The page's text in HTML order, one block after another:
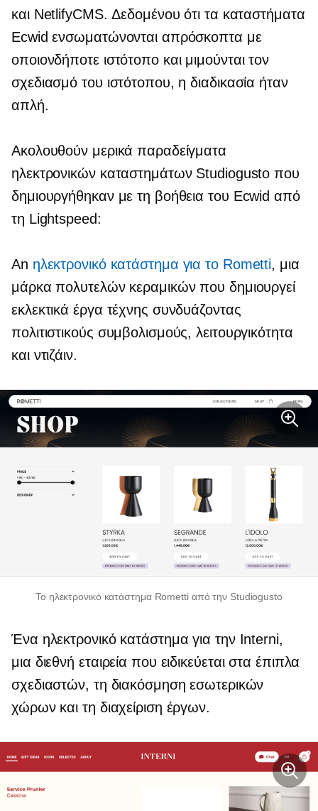
και NetlifyCMS. Δεδομένου ότι τα καταστήματα
Ecwid ενσωματώνονται απρόσκοπτα με
οποιονδήποτε ιστότοπο και μιμούνται τον
σχεδιασμό του ιστότοπου, η διαδικασία ήταν
απλή.
Ακολουθούν μερικά παραδείγματα
ηλεκτρονικών καταστημάτων Studiogusto που
δημιουργήθηκαν με τη βοήθεια του Ecwid από
τη Lightspeed:
An ηλεκτρονικό κατάστημα για το Rometti, μια
μάρκα πολυτελών κεραμικών που δημιουργεί
εκλεκτικά έργα τέχνης συνδυάζοντας
πολιτιστικούς συμβολισμούς, λειτουργικότητα
και ντιζάιν.
Το ηλεκτρονικό κατάστημα Rometti από την Studiogusto
Ένα ηλεκτρονικό κατάστημα για την Interni,
μια διεθνή εταιρεία που ειδικεύεται στα έπιπλα
σχεδιαστών, τη διακόσμηση εσωτερικών
χώρων και τη διαχείριση έργων.